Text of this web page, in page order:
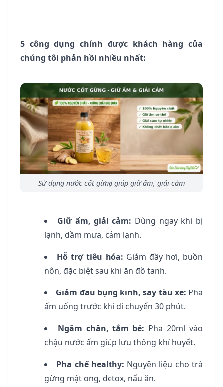
5 công dụng chính được khách hàng của
chúng tôi phản hồi nhiều nhất:
Sử dụng nước cốt gừng giúp giữ ấm, giải cảm
Giữ ấm, giải cảm: Dùng ngay khi bị
lạnh, dầm mưa, cảm lạnh.
Hỗ trợ tiêu hóa: Giảm đầy hơi, buồn
nôn, đặc biệt sau khi ăn đồ tanh.
Giảm đau bụng kinh, say tàu xe: Pha
ấm uống trước khi di chuyển 30 phút.
Ngâm chân, tắm bé: Pha 20ml vào
chậu nước ấm giúp lưu thông khí huyết.
Pha chế healthy: Nguyên liệu cho trà
gừng mật ong, detox, nấu ăn.